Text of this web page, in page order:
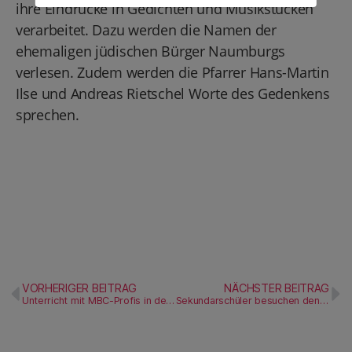
ihre Eindrücke in Gedichten und Musikstücken
verarbeitet. Dazu werden die Namen der
ehemaligen jüdischen Bürger Naumburgs
verlesen. Zudem werden die Pfarrer Hans-Martin
Ilse und Andreas Rietschel Worte des Gedenkens
sprechen.
VORHERIGER BEITRAG
Unterricht mit MBC-Profis in der Freien Schule „Jan Hus“
NÄCHSTER BEITRAG
Sekundarschüler besuchen den Landtag Sachsen-Anhalt